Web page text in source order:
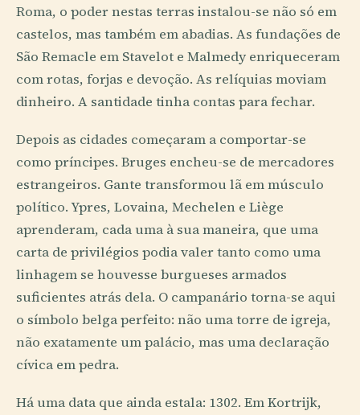
Roma, o poder nestas terras instalou-se não só em
castelos, mas também em abadias. As fundações de
São Remacle em Stavelot e Malmedy enriqueceram
com rotas, forjas e devoção. As relíquias moviam
dinheiro. A santidade tinha contas para fechar.
Depois as cidades começaram a comportar-se
como príncipes. Bruges encheu-se de mercadores
estrangeiros. Gante transformou lã em músculo
político. Ypres, Lovaina, Mechelen e Liège
aprenderam, cada uma à sua maneira, que uma
carta de privilégios podia valer tanto como uma
linhagem se houvesse burgueses armados
suficientes atrás dela. O campanário torna-se aqui
o símbolo belga perfeito: não uma torre de igreja,
não exatamente um palácio, mas uma declaração
cívica em pedra.
Há uma data que ainda estala: 1302. Em Kortrijk,